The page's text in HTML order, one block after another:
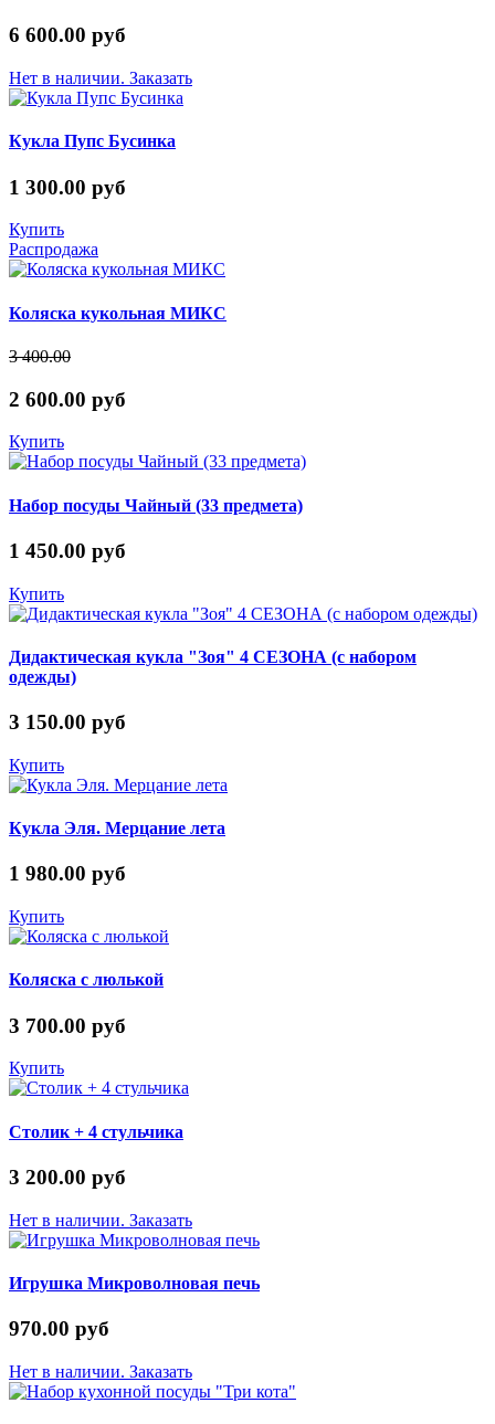
6 600.00 руб
Нет в наличии. Заказать
Кукла Пупс Бусинка
1 300.00 руб
Купить
Распродажа
Коляска кукольная МИКС
3 400.00
2 600.00 руб
Купить
Набор посуды Чайный (33 предмета)
1 450.00 руб
Купить
Дидактическая кукла "Зоя" 4 СЕЗОНА (с набором
одежды)
3 150.00 руб
Купить
Кукла Эля. Мерцание лета
1 980.00 руб
Купить
Коляска с люлькой
3 700.00 руб
Купить
Столик + 4 стульчика
3 200.00 руб
Нет в наличии. Заказать
Игрушка Микроволновая печь
970.00 руб
Нет в наличии. Заказать